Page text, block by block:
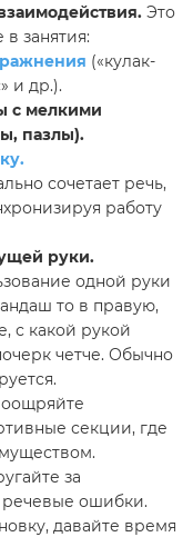
Это
занятия:
(«кулак-
и др.).
с мелкими
пазлы).
сочетает речь,
работу
руки.
одной руки
то в правую,
с какой рукой
четче. Обычно
секции, где
за
ошибки.
давайте время